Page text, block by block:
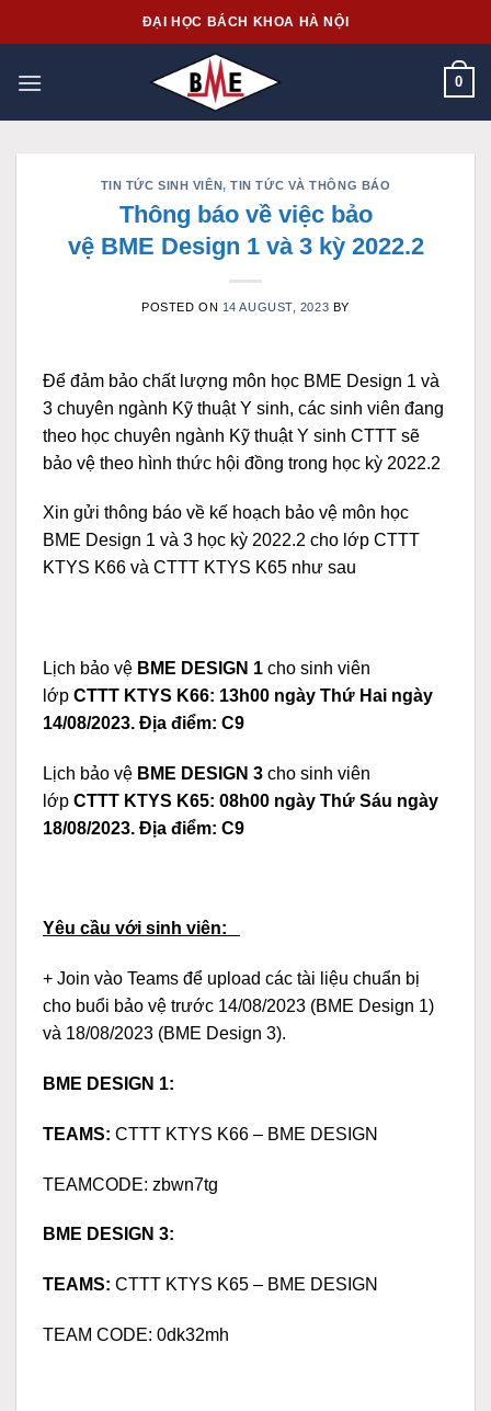
to
ĐẠI HỌC BÁCH KHOA HÀ NỘI
0
TIN TỨC SINH VIÊN,TIN TỨC VÀ THÔNG BÁO
Thông báo về việc bảo
vệ BME Design 1 và 3 kỳ 2022.2
POSTED ON 14 AUGUST, 2023 BY
Để đảm bảo chất lượng môn học BME Design 1 và
3 chuyên ngành Kỹ thuật Y sinh, các sinh viên đang
theo học chuyên ngành Kỹ thuật Y sinh CTTT sẽ
bảo vệ theo hình thức hội đồng trong học kỳ 2022.2
Xin gửi thông báo về kế hoạch bảo vệ môn học
BME Design 1 và 3 học kỳ 2022.2 cho lớp CTTT
KTYS K66 và CTTT KTYS K65 như sau
Lịch bảo vệ BME DESIGN 1 cho sinh viên
lớp CTTT KTYS K66: 13h00 ngày Thứ Hai ngày
14/08/2023. Địa điểm: C9
Lịch bảo vệ BME DESIGN 3 cho sinh viên
lớp CTTT KTYS K65: 08h00 ngày Thứ Sáu ngày
18/08/2023. Địa điểm: C9
Yêu cầu với sinh viên:
+ Join vào Teams để upload các tài liệu chuẩn bị
cho buổi bảo vệ trước 14/08/2023 (BME Design 1)
và 18/08/2023 (BME Design 3).
BME DESIGN 1:
TEAMS: CTTT KTYS K66 – BME DESIGN
TEAMCODE: zbwn7tg
BME DESIGN 3:
TEAMS: CTTT KTYS K65 – BME DESIGN
TEAM CODE: 0dk32mh